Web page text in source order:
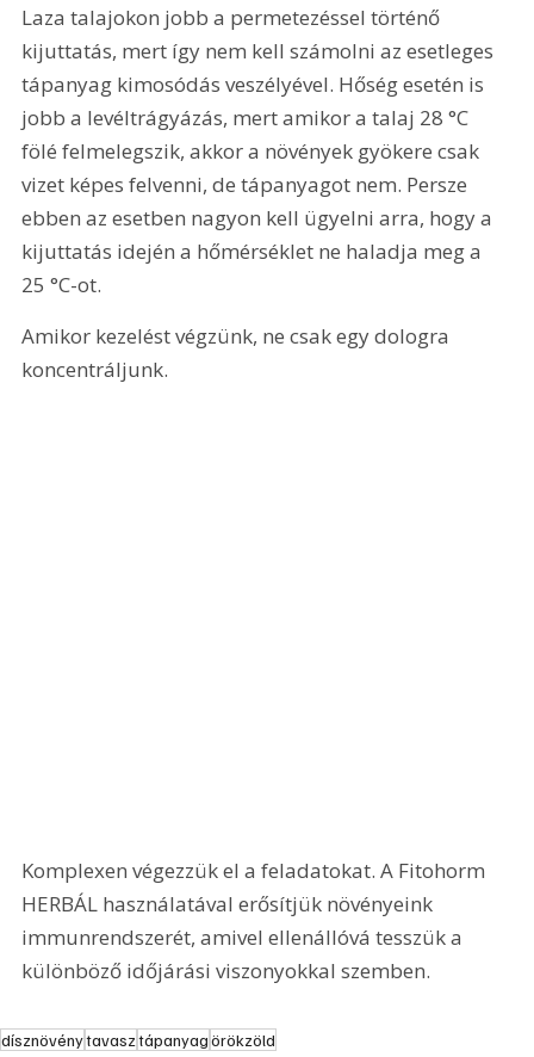
Laza talajokon jobb a permetezéssel történő
kijuttatás, mert így nem kell számolni az esetleges
tápanyag kimosódás veszélyével. Hőség esetén is
jobb a levéltrágyázás, mert amikor a talaj 28 °C
fölé felmelegszik, akkor a növények gyökere csak
vizet képes felvenni, de tápanyagot nem. Persze
ebben az esetben nagyon kell ügyelni arra, hogy a
kijuttatás idején a hőmérséklet ne haladja meg a
25 °C-ot.
Amikor kezelést végzünk, ne csak egy dologra
koncentráljunk.
Komplexen végezzük el a feladatokat. A Fitohorm
HERBÁL használatával erősítjük növényeink
immunrendszerét, amivel ellenállóvá tesszük a
különböző időjárási viszonyokkal szemben.
dísznövénytavasztápanyagörökzöld